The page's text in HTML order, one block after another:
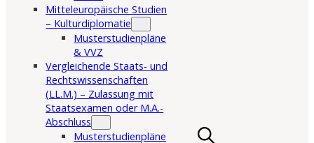
Mitteleuropäische Studien
– Kulturdiplomatie
Musterstudienpläne
& VVZ
Vergleichende Staats- und
Rechtswissenschaften
(LL.M.) – Zulassung mit
Staatsexamen oder M.A.-
Abschluss
Musterstudienpläne